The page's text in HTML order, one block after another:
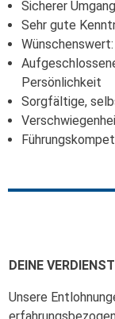
Sicherer
Sehr gute
Persönlichkeit
Sorgfältige,
DEINE
Unsere